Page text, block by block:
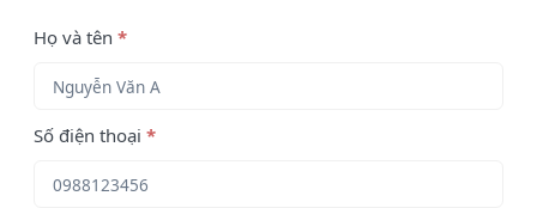
Họ và tên *
Số điện thoại *